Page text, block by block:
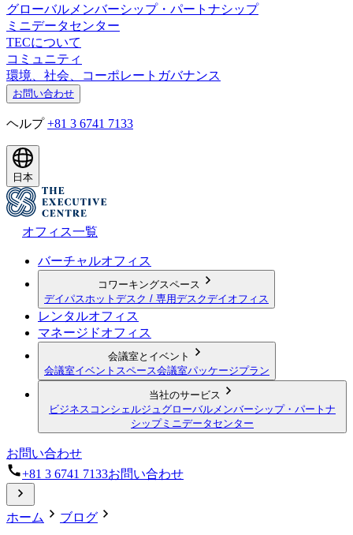
グローバルメンバーシップ・パートナシップ
ミニデータセンター
TECについて
コミュニティ
環境、社会、コーポレートガバナンス
お問い合わせ
ヘルプ +81 3 6741 7133
日本
オフィス一覧
バーチャルオフィス
コワーキングスペース
デイパス ホットデスク / 専用デスクデイオフィス
レンタルオフィス
マネージドオフィス
会議室とイベント
会議室イベントスペース会議室パッケージプラン
当社のサービス
ビジネスコンシェルジュ グローバルメンバーシップ・パートナ
シップミニデータセンター
お問い合わせ
+81 3 6741 7133お問い合わせ
ホーム ブログ